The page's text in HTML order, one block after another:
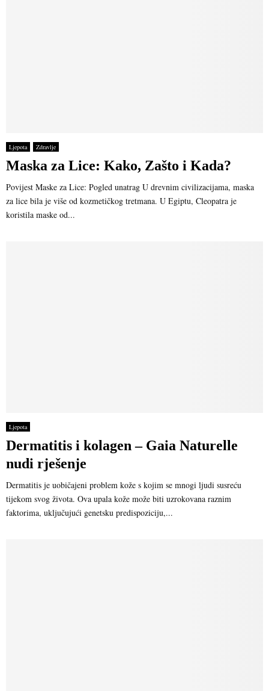
Ljepota Zdravlje
Maska za Lice: Kako, Zašto i Kada?
Povijest Maske za Lice: Pogled unatrag U drevnim civilizacijama, maska
za lice bila je više od kozmetičkog tretmana. U Egiptu, Cleopatra je
koristila maske od...
Ljepota
Dermatitis i kolagen – Gaia Naturelle
nudi rješenje
Dermatitis je uobičajeni problem kože s kojim se mnogi ljudi susreću
tijekom svog života. Ova upala kože može biti uzrokovana raznim
faktorima, uključujući genetsku predispoziciju,...